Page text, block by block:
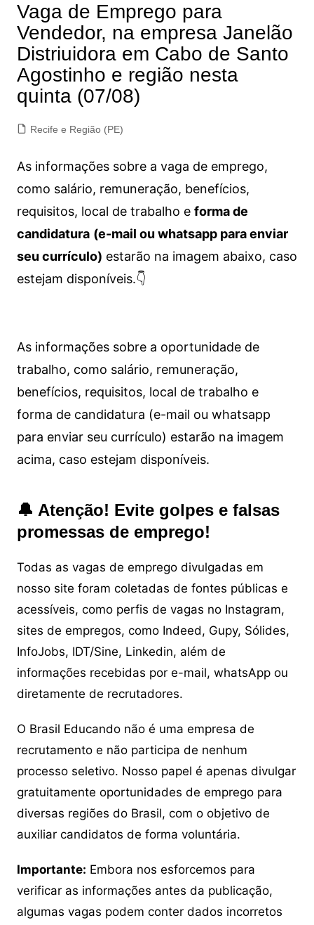
Vaga de Emprego para
Vendedor, na empresa Janelão
Distriuidora em Cabo de Santo
Agostinho e região nesta
quinta (07/08)
Recife e Região (PE)
As informações sobre a vaga de emprego,
como salário, remuneração, benefícios,
requisitos, local de trabalho e forma de
candidatura (e-mail ou whatsapp para enviar
seu currículo) estarão na imagem abaixo, caso
estejam disponíveis.👇
As informações sobre a oportunidade de
trabalho, como salário, remuneração,
benefícios, requisitos, local de trabalho e
forma de candidatura (e-mail ou whatsapp
para enviar seu currículo) estarão na imagem
acima, caso estejam disponíveis.
🔔 Atenção! Evite golpes e falsas
promessas de emprego!
Todas as vagas de emprego divulgadas em
nosso site foram coletadas de fontes públicas e
acessíveis, como perfis de vagas no Instagram,
sites de empregos, como Indeed, Gupy, Sólides,
InfoJobs, IDT/Sine, Linkedin, além de
informações recebidas por e-mail, whatsApp ou
diretamente de recrutadores.
O Brasil Educando não é uma empresa de
recrutamento e não participa de nenhum
processo seletivo. Nosso papel é apenas divulgar
gratuitamente oportunidades de emprego para
diversas regiões do Brasil, com o objetivo de
auxiliar candidatos de forma voluntária.
Importante: Embora nos esforcemos para
verificar as informações antes da publicação,
algumas vagas podem conter dados incorretos